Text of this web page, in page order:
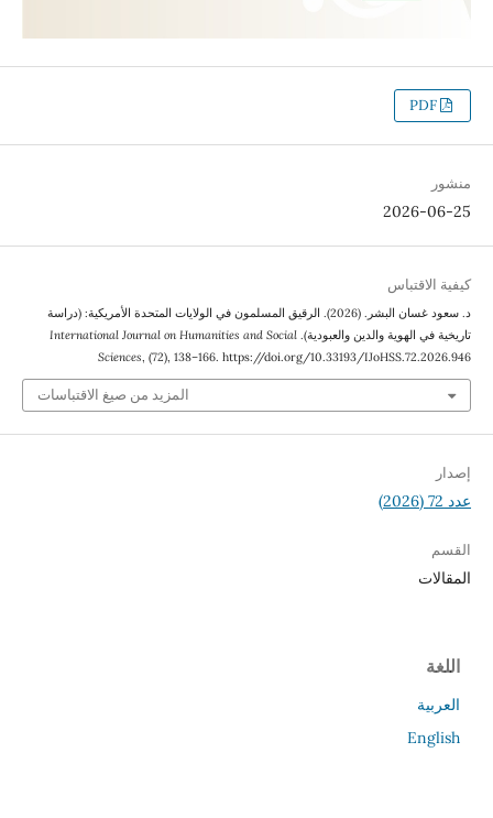
PDF
منشور
2026-06-25
كيفية الاقتباس
د. سعود غسان البشر. (2026). الرقيق المسلمون في الولايات المتحدة الأمريكية: (دراسة
تاريخية في الهوية والدين والعبودية). International Journal on Humanities and Social
Sciences , (72), 138–166. https://doi.org/10.33193/IJoHSS.72.2026.946
المزيد من صيغ الاقتباسات
إصدار
عدد 72 (2026)
القسم
المقالات
اللغة
العربية
English